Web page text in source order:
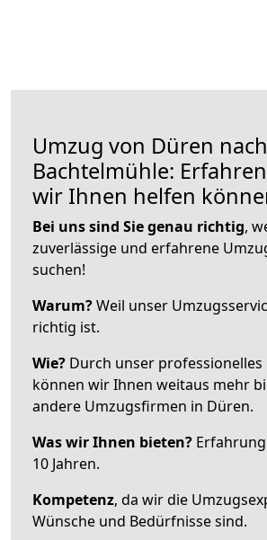
Umzug von Düren nach
Bachtelmühle:
wir Ihnen helfen
Bei uns sind Sie genau richtig,
zuverlässige und erfahrene
suchen!
Warum?Weil unser
richtig ist.
Wie? Durch unser
können wir Ihnen weitaus mehr
andere Umzugsfirmen in Düren.
Was wir Ihnen bieten?
10 Jahren.
Kompetenz, da wir die
Wünsche und Bedürfnisse sind.